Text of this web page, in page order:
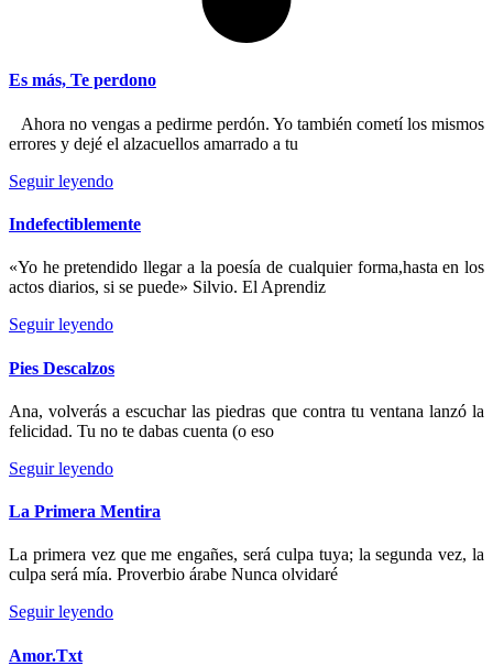
Es más, Te perdono
Ahora no vengas a pedirme perdón. Yo también cometí los mismos
errores y dejé el alzacuellos amarrado a tu
Seguir leyendo
Indefectiblemente
«Yo he pretendido llegar a la poesía de cualquier forma,hasta en los
actos diarios, si se puede» Silvio. El Aprendiz
Seguir leyendo
Pies Descalzos
Ana, volverás a escuchar las piedras que contra tu ventana lanzó la
felicidad. Tu no te dabas cuenta (o eso
Seguir leyendo
La Primera Mentira
La primera vez que me engañes, será culpa tuya; la segunda vez, la
culpa será mía. Proverbio árabe Nunca olvidaré
Seguir leyendo
Amor.Txt